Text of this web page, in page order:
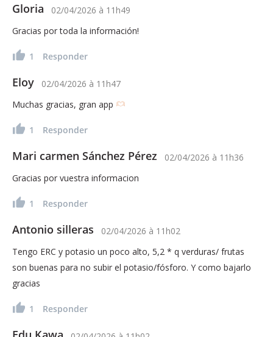
Gloria 02/04/2026 à 11h49
Gracias por toda la información!
1 Responder
Eloy 02/04/2026 à 11h47
Muchas gracias, gran app
1 Responder
Mari carmen Sánchez Pérez 02/04/2026 à 11h36
Gracias por vuestra informacion
1 Responder
Antonio silleras 02/04/2026 à 11h02
Tengo ERC y potasio un poco alto, 5,2 * q verduras/ frutas
son buenas para no subir el potasio/fósforo. Y como bajarlo
gracias
1 Responder